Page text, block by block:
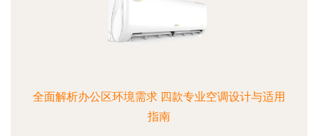
全面解析办公区环境需求 四款专业空调设计与适用
指南